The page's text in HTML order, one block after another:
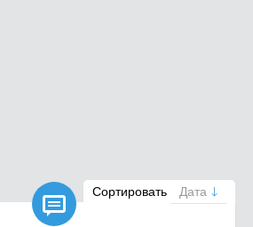
Сортировать Дата
